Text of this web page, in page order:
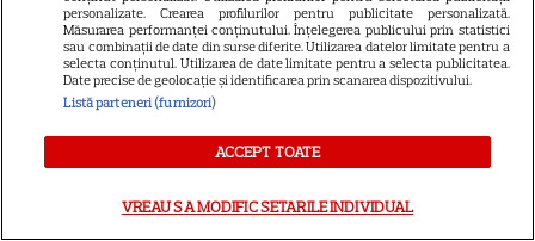
„Diavolul se îmbracă de la
Prada 2” s-a lansat pe Disney+.
Meryl Streep și Anne
Runway
VEDETE STRĂINE
personalizate. Crearea profilurilor pentru publicitate personalizată.
Măsurarea performanței conținutului. Înțelegerea publicului prin statistici
sau combinații de date din surse diferite. Utilizarea datelor limitate pentru a
selecta conținutul. Utilizarea de date limitate pentru a selecta publicitatea.
Date precise de geolocație și identificarea prin scanarea dispozitivului.
Listă parteneri (furnizori)
ACCEPT TOATE
VREAU SA MODIFIC SETARILE INDIVIDUAL